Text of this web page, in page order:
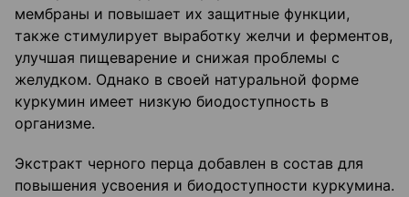
мембраны и повышает их защитные функции,
также стимулирует выработку желчи и ферментов,
улучшая пищеварение и снижая проблемы с
желудком. Однако в своей натуральной форме
куркумин имеет низкую биодоступность в
организме.
Экстракт черного перца добавлен в состав для
повышения усвоения и биодоступности куркумина.